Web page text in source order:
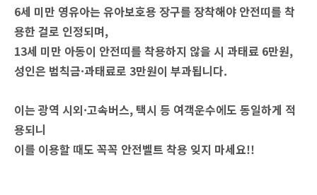
6세 미만 영유아는 유아보호용 장구를 장착해야 안전띠를 착
용한 걸로 인정되며,
13세 미만 아동이 안전띠를 착용하지 않을 시 과태료 6만원,
성인은 범칙금·과태료로 3만원이 부과됩니다.
이는 광역 시외·고속버스, 택시 등 여객운수에도 동일하게 적
용되니
이를 이용할 때도 꼭꼭 안전벨트 착용 잊지 마세요!!